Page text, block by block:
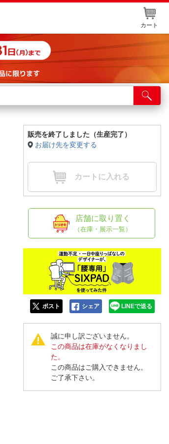
カート
販売を終了しました（生産完了）
お届け先を変更する
カートに入れる
店舗に取り置く
（在庫・展示一覧）
ポスト シェア LINEで送る
誠に申し訳ございません。
この商品は在庫がなくなりまし
た。
この商品はご購入できません。
ご了承下さい。